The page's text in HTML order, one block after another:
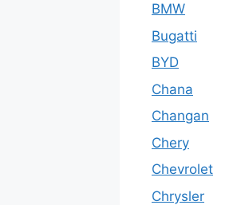
BMW
Bugatti
BYD
Chana
Changan
Chery
Chevrolet
Chrysler